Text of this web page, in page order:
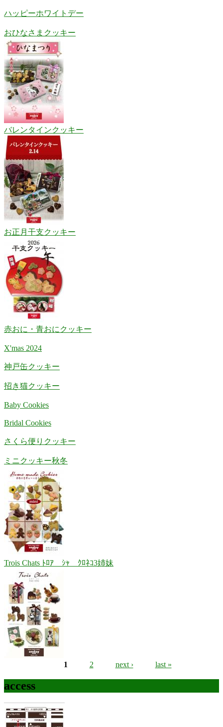
ハッピーホワイトデー
おひなさまクッキー
バレンタインクッキー
お正月干支クッキー
赤おに・青おにクッキー
X'mas 2024
神戸缶クッキー
招き猫クッキー
Baby Cookies
Bridal Cookies
さくら便りクッキー
ミニクッキー秋冬
Trois Chats ﾄﾛｱ ｼｬ ｸﾛﾈｺ3姉妹
Pages
1 2 next › last »
access